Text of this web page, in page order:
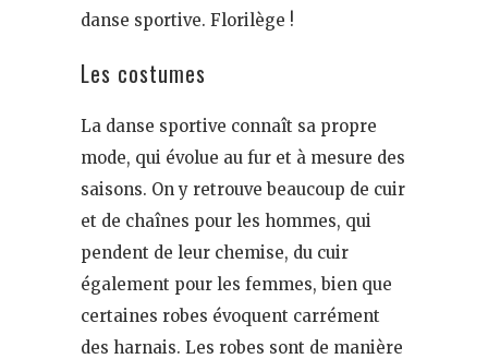
danse sportive. Florilège !
Les costumes
La danse sportive connaît sa propre
mode, qui évolue au fur et à mesure des
saisons. On y retrouve beaucoup de cuir
et de chaînes pour les hommes, qui
pendent de leur chemise, du cuir
également pour les femmes, bien que
certaines robes évoquent carrément
des harnais. Les robes sont de manière